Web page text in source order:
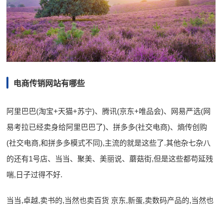
电商传销网站有哪些
阿里巴巴(淘宝+天猫+苏宁)、腾讯(京东+唯品会)、网易严选(网
易考拉已经卖身给阿里巴巴了)、拼多多(社交电商)、熵传创购
(社交电商,和拼多多模式不同),主流的就是这些了.其他杂七杂八
的还有1号店、当当、聚美、美丽说、蘑菇街,但是这些都苟延残
喘,日子过得不好.
当当,卓越,卖书的,当然也卖百货 京东,新蛋,卖数码产品的,当然也